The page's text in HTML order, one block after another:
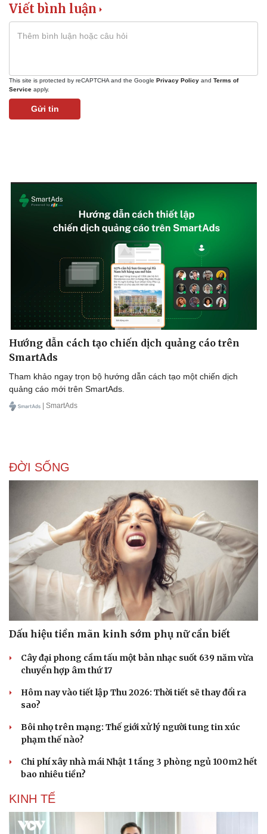
Kinh tế
Giá cà phê
Pháp luật
Tin nóng
Tư vấn luật
Phân tích
Viết bình luận
This site is protected by reCAPTCHA and the Google Privacy Policy and Terms of
Service apply.
Gửi tin
Hướng dẫn cách tạo chiến dịch quảng cáo trên
SmartAds
Tham khảo ngay trọn bộ hướng dẫn cách tạo một chiến dịch
quảng cáo mới trên SmartAds.
| SmartAds
ĐỜI SỐNG
Dấu hiệu tiền mãn kinh sớm phụ nữ cần biết
Cây đại phong cầm tấu một bản nhạc suốt 639 năm vừa
chuyển hợp âm thứ 17
Hôm nay vào tiết lập Thu 2026: Thời tiết sẽ thay đổi ra
sao?
Bôi nhọ trên mạng: Thế giới xử lý người tung tin xúc
phạm thế nào?
Chi phí xây nhà mái Nhật 1 tầng 3 phòng ngủ 100m2 hết
bao nhiêu tiền?
KINH TẾ